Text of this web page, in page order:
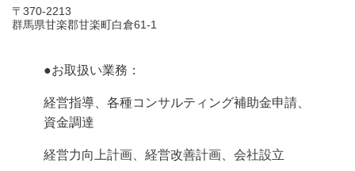
〒370-2213
群馬県甘楽郡甘楽町白倉61-1
●お取扱い業務：
経営指導、各種コンサルティング補助金申請、
資金調達
経営力向上計画、経営改善計画、会社設立